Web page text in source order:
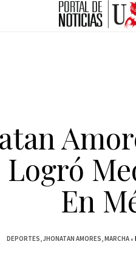
Logró
En
DEPORTES JHONATAN AMORES MARCHA